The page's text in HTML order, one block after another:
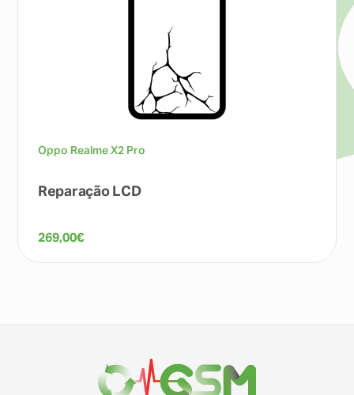
Oppo Realme X2 Pro
Reparação LCD
269,00€